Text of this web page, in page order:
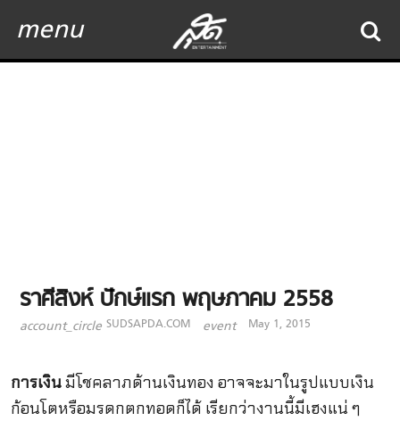
menu
ราศีสิงห์ ปักษ์แรก พฤษภาคม 2558
account_circle SUDSAPDA.COM event May 1, 2015
การเงินมีโชคลาภด้านเงินทอง อาจจะมาในรูปแบบเงิน
ก้อนโตหรือมรดกตกทอดก็ได้ เรียกว่างานนี้มีเฮงแน่ ๆ